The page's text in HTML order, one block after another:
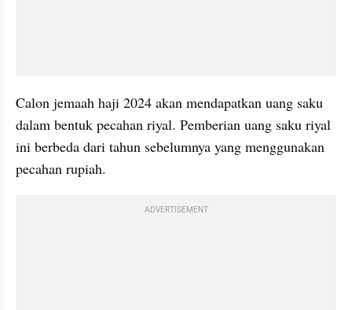
Calon jemaah haji 2024 akan mendapatkan uang saku
dalam bentuk pecahan riyal. Pemberian uang saku riyal
ini berbeda dari tahun sebelumnya yang menggunakan
pecahan rupiah.
ADVERTISEMENT